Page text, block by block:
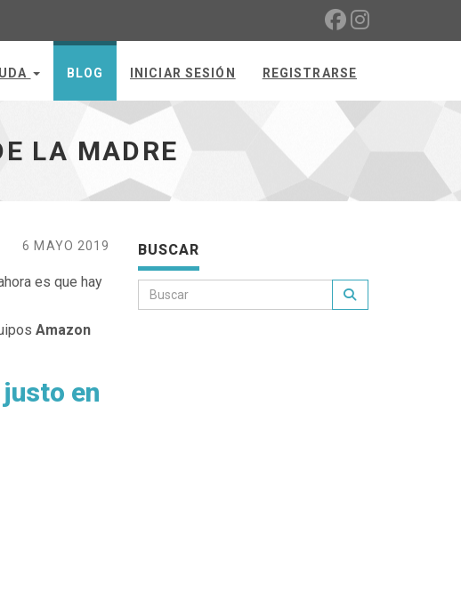
BLOG INICIAR SESIÓN REGISTRARSE
LA MADRE
6 MAYO 2019
es que hay
Amazon
en
BUSCAR